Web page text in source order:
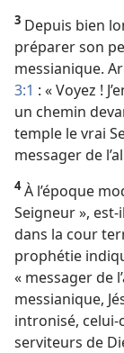
3 Depuis bien
préparer son
messianique.
3:1 : « Voyez !
un chemin
temple le vrai
messager de
4À l’époque
Seigneur »,
dans la cour
prophétie
« messager de
messianique,
intronisé,
serviteurs de